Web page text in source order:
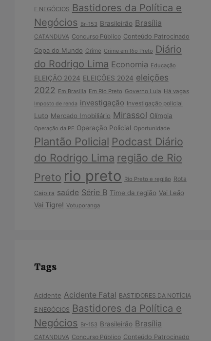
E NEGÓCIOS Bastidores da Política e
Negócios Br-153 Brasileirão Brasília
CATANDUVA Concurso Público Conteúdo Patrocinado
Copa do Mundo Crime Crime em Rio Preto Diário
do Rodrigo Lima Economia Educação
ELEIÇÃO 2024 ELEIÇÕES 2024 eleições
2022 Em Brasília Em Rio Preto Governo Lula Há vagas
Imposto de renda investigação Investigação policial
Luto Mercado Imobiliário Mirassol Olímpia
Operação da PF Operação Policial Oportunidade
Plantão Policial Podcast Diário
do Rodrigo Lima região de Rio
Preto rio preto Rio Preto e região Rota
Caipira saúde Série B Time da região Vai Leão
Vai Tigre! Votuporanga
Tags
Acidente Acidente Fatal BASTIDORES DA NOTÍCIA
E NEGÓCIOS Bastidores da Política e
Negócios Br-153 Brasileirão Brasília
CATANDUVA Concurso Público Conteúdo Patrocinado